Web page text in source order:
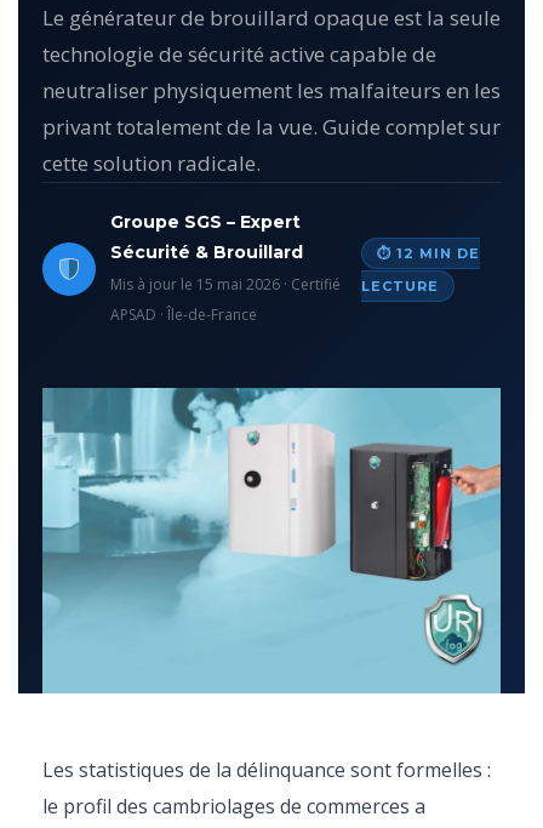
Le générateur de brouillard opaque est la seule
technologie de sécurité active capable de
neutraliser physiquement les malfaiteurs en les
privant totalement de la vue. Guide complet sur
cette solution radicale.
Groupe SGS – Expert
Sécurité & Brouillard
Mis à jour le 15 mai 2026 · Certifié
APSAD · Île-de-France
⏱ 12 MIN DE
LECTURE
Les statistiques de la délinquance sont formelles :
le profil des cambriolages de commerces a